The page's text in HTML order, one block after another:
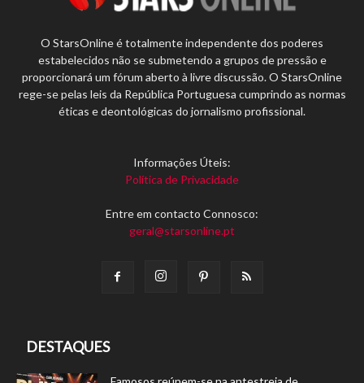
O StarsOnline é totalmente independente dos poderes
estabelecidos não se submetendo a grupos de pressão e
proporcionará um fórum aberto à livre discussão. O StarsOnline
rege-se pelas leis da República Portuguesa cumprindo as normas
éticas e deontológicas do jornalismo profissional.
Informações Úteis:
Política de Privacidade
Entre em contacto Connosco:
geral@starsonline.pt
DESTAQUES